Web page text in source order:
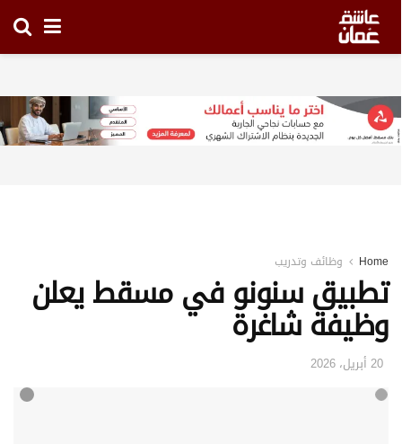
Home وظائف وتدريب
تطبيق سنونو في مسقط يعلن
وظيفة شاغرة